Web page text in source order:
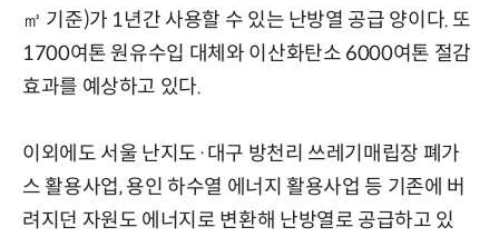
㎡ 기준)가 1년간 사용할 수 있는 난방열 공급 양이다. 또
1700여톤 원유수입 대체와 이산화탄소 6000여톤 절감
효과를 예상하고 있다.
이외에도 서울 난지도·대구 방천리 쓰레기매립장 폐가
스 활용사업, 용인 하수열 에너지 활용사업 등 기존에 버
려지던 자원도 에너지로 변환해 난방열로 공급하고 있